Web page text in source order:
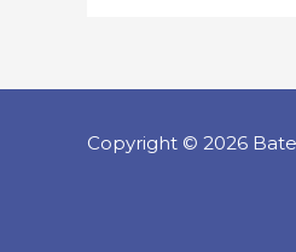
Copyright © 2026